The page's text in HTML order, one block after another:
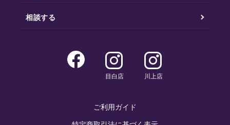
相談する
目白店 川上店
ご利用ガイド